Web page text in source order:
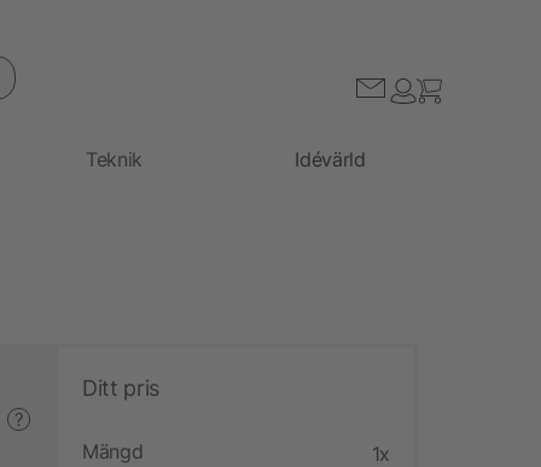
Teknik Idévärld
?
Ditt pris
Mängd 1x